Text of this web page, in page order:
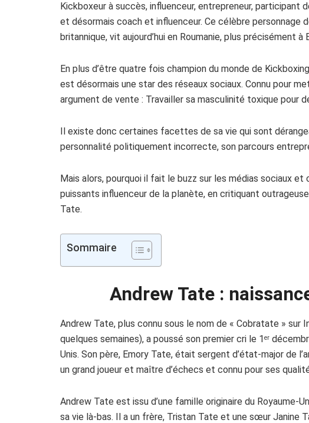
Kickboxeur à succès, influenceur, entrepreneur,
et désormais coach et influenceur. Ce célèbre personnage
britannique, vit aujourd’hui en Roumanie, plus précisément à
En plus d’être quatre fois champion du monde de
est désormais une star des réseaux sociaux. Connu pour
argument de vente : Travailler sa masculinité toxique pour
Il existe donc certaines facettes de sa vie qui sont
personnalité politiquement incorrecte, son parcours
Mais alors, pourquoi il fait le buzz sur les médias sociaux et
puissants influenceur de la planète, en critiquant
Tate.
Sommaire
Andrew Tate :
Andrew Tate, plus connu sous le nom de « Cobratate » sur
quelques semaines), a poussé son premier cri le 1er
Unis. Son père, Emory Tate, était sergent d’état-major de
un grand joueur et maître d’échecs et connu pour ses
Andrew Tate est issu d’une famille originaire du Royaume-
sa vie là-bas. Il a un frère, Tristan Tate et une sœur Janine